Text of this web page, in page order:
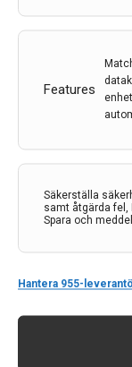
Features
Säkerställa
samt åtgärda fel,
Spara och
Hantera 955-
Kontakt
Neurologi
113 68